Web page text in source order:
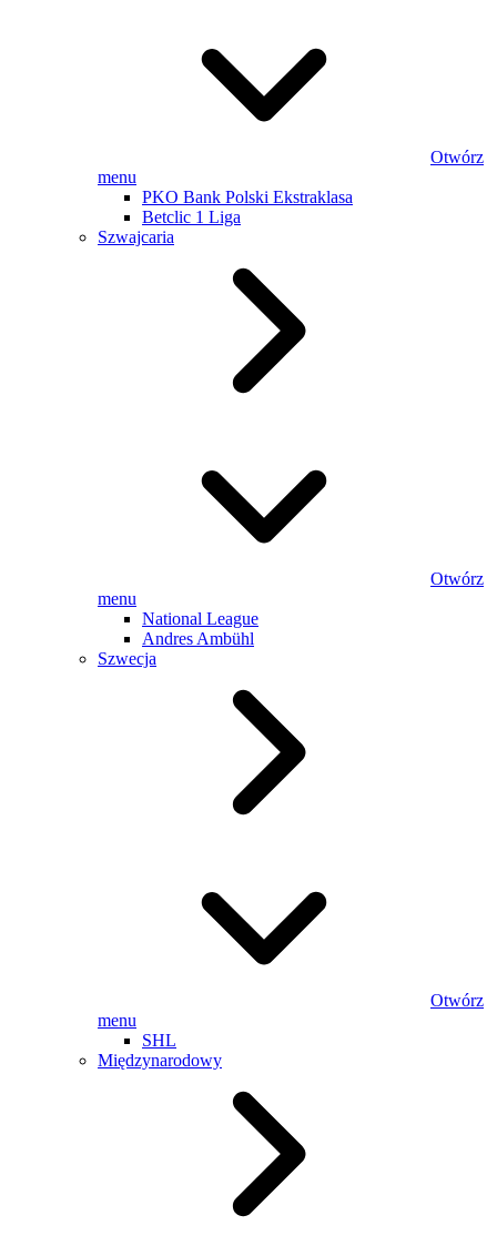
Otwórz
menu
PKO Bank Polski Ekstraklasa
Betclic 1 Liga
Szwajcaria
Otwórz
menu
National League
Andres Ambühl
Szwecja
Otwórz
menu
SHL
Międzynarodowy